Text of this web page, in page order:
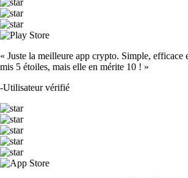
« Juste la meilleure app crypto. Simple, efficace
mis 5 étoiles, mais elle en mérite 10 ! »
-Utilisateur vérifié